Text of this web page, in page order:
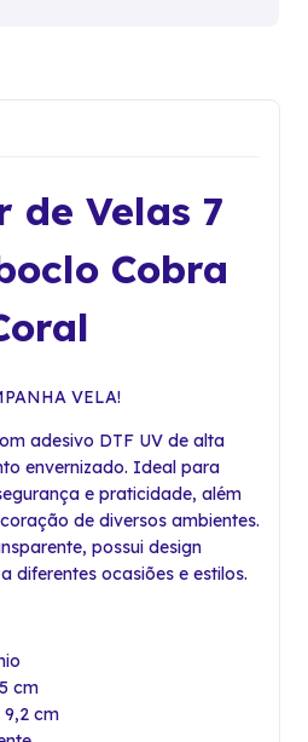
de Velas 7
Cobra
VELA!
adesivo DTF UV de alta
envernizado. Ideal para
e praticidade, além
de diversos ambientes.
possui design
diferentes ocasiões e estilos.
cm
cm